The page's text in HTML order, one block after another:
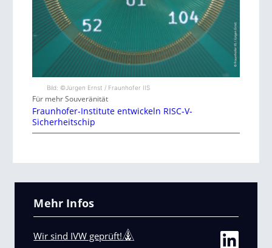
Bild: ©Jürgen Ernst / Fraunhofer IIS
Für mehr Souveränität
Fraunhofer-Institute entwickeln RISC-V-
Sicherheitschip
Mehr Infos
Wir sind IVW geprüft!